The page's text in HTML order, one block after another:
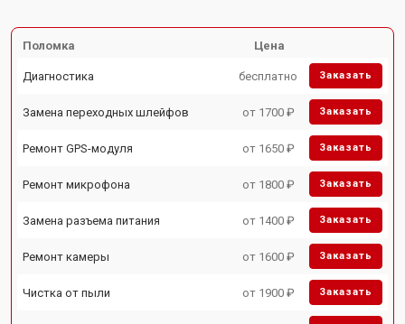
Поломка Цена
Диагностика бесплатно Заказать
Замена переходных шлейфов от 1700 ₽ Заказать
Ремонт GPS-модуля от 1650 ₽ Заказать
Ремонт микрофона от 1800 ₽ Заказать
Замена разъема питания от 1400 ₽ Заказать
Ремонт камеры от 1600 ₽ Заказать
Чистка от пыли от 1900 ₽ Заказать